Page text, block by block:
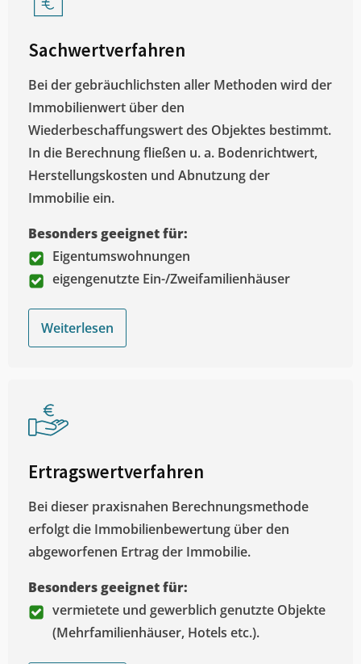
Sachwertverfahren
Bei der gebräuchlichsten aller Methoden wird der
Immobilienwert über den
Wiederbeschaffungswert des Objektes bestimmt.
In die Berechnung fließen u. a. Bodenrichtwert,
Herstellungskosten und Abnutzung der
Immobilie ein.
Besonders geeignet für:
Eigentumswohnungen
eigengenutzte Ein-/Zweifamilienhäuser
Weiterlesen
Ertragswertverfahren
Bei dieser praxisnahen Berechnungsmethode
erfolgt die Immobilienbewertung über den
abgeworfenen Ertrag der Immobilie.
Besonders geeignet für:
vermietete und gewerblich genutzte Objekte
(Mehrfamilienhäuser, Hotels etc.).